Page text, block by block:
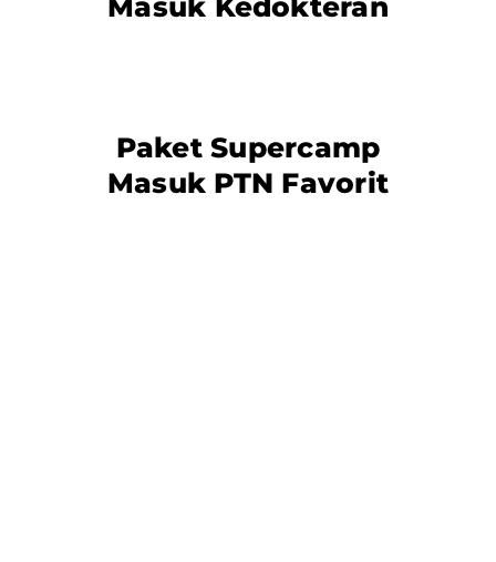
Paket Supercamp
Masuk PTN Favorit